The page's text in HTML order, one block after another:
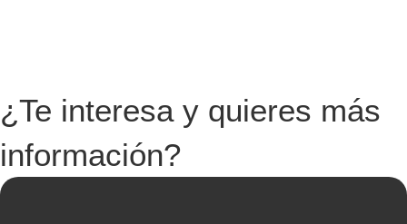
¿Te interesa y quieres más
información?